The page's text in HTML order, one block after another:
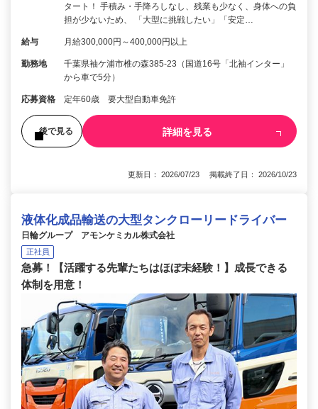
タート！ 手積み・手降ろしなし、残業も少なく、身体への負
担が少ないため、 「大型に挑戦したい」「安定…
給与 月給300,000円～400,000円以上
勤務地
千葉県袖ケ浦市椎の森385-23（国道16号「北袖インター」
から車で5分）
応募資格 定年60歳 要大型自動車免許
後で見る 詳細を見る
更新日： 2026/07/23 掲載終了日： 2026/10/23
液体化成品輸送の大型タンクローリードライバー
日輪グループ アモンケミカル株式会社
正社員
急募！【活躍する先輩たちはほぼ未経験！】成長できる
体制を用意！